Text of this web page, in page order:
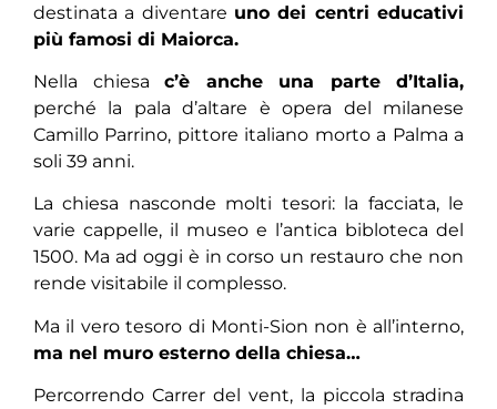
destinata a diventare uno dei centri educativi
più famosi di Maiorca.
Nella chiesa c’è anche una parte d’Italia,
perché la pala d’altare è opera del milanese
Camillo Parrino, pittore italiano morto a Palma a
soli 39 anni.
La chiesa nasconde molti tesori: la facciata, le
varie cappelle, il museo e l’antica bibloteca del
1500. Ma ad oggi è in corso un restauro che non
rende visitabile il complesso.
Ma il vero tesoro di Monti-Sion non è all’interno,
ma nel muro esterno della chiesa…
Percorrendo Carrer del vent, la piccola stradina